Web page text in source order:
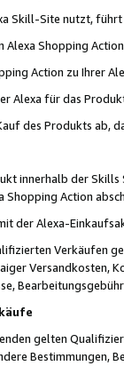
Skill-Site nutzt, führt
Shopping
Action zu Ihrer
Alexa für das
des Produkts ab,
innerhalb der Skills
Shopping Action
der Alexa-
Verkäufen
Versandkosten,
gelten
Bestimmungen,